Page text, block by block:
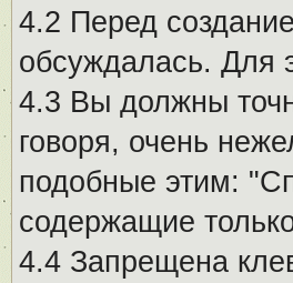
4.2 Перед
обсуждалась. Для
4.3 Вы должны
говоря, очень
подобные этим:
содержащие
4.4 Запрещена